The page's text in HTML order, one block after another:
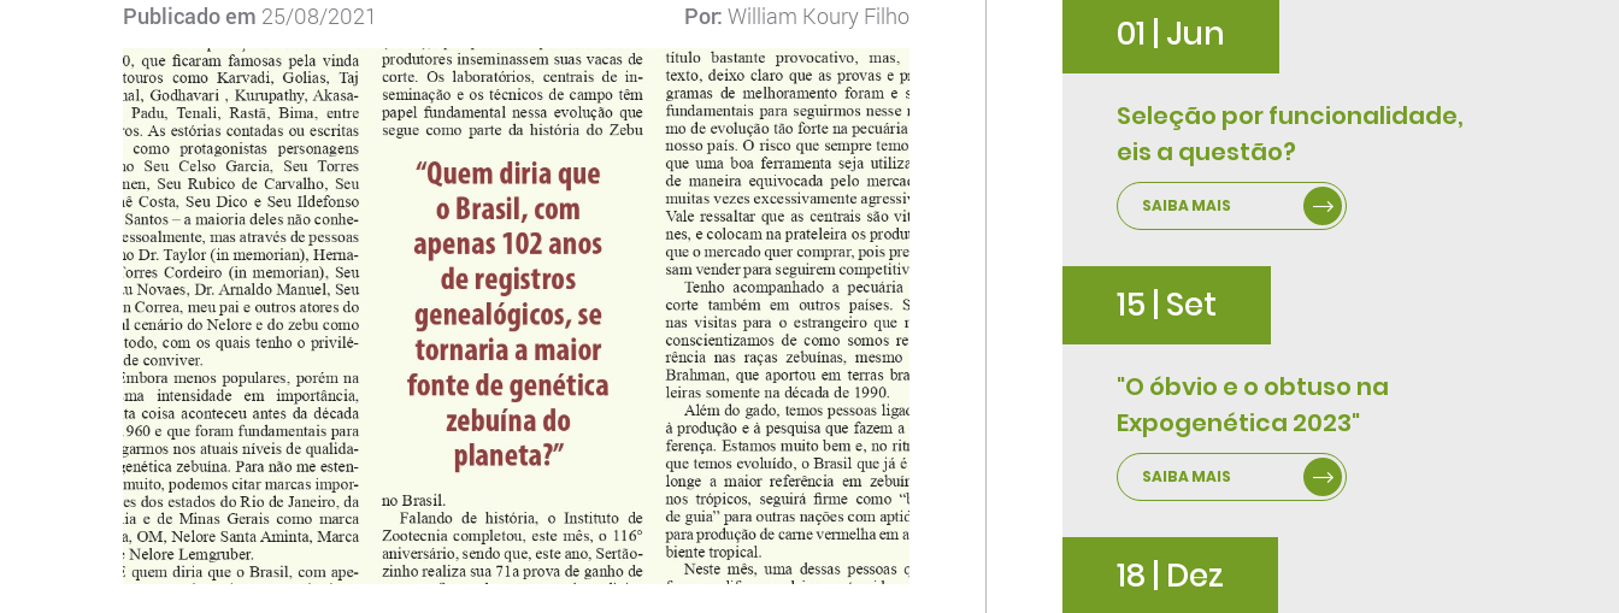
Publicado em 25/08/2021 Por: William Koury Filho 01 | Jun
Seleção por funcionalidade,
eis a questão?
SAIBA MAIS
15 | Set
"O óbvio e o obtuso na
Expogenética 2023"
SAIBA MAIS
18 | Dez